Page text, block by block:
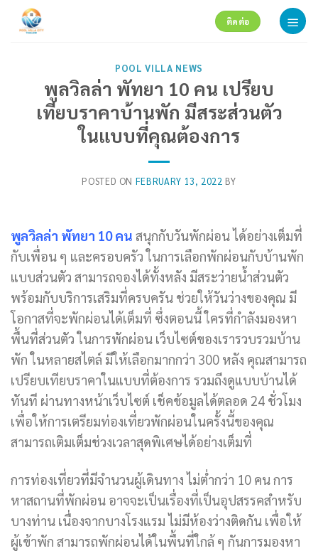
ติดต่อ
POOL VILLA NEWS
พูลวิลล่า พัทยา 10 คน เปรียบ
เทียบราคาบ้านพัก มีสระส่วนตัว
ในแบบที่คุณต้องการ
POSTED ON FEBRUARY 13, 2022 BY
พูลวิลล่า พัทยา 10 คน สนุกกับวันพักผ่อน ได้อย่างเต็มที่
กับเพื่อน ๆ และครอบครัว ในการเลือกพักผ่อนกับบ้านพัก
แบบส่วนตัว สามารถจองได้ทั้งหลัง มีสระว่ายน้ำส่วนตัว
พร้อมกับบริการเสริมที่ครบครัน ช่วยให้วันว่างของคุณ มี
โอกาสที่จะพักผ่อนได้เต็มที่ ซึ่งตอนนี้ ใครที่กำลังมองหา
พื้นที่ส่วนตัว ในการพักผ่อน เว็บไซต์ของเรารวบรวมบ้าน
พัก ในหลายสไตล์ มีให้เลือกมากกว่า 300 หลัง คุณสามารถ
เปรียบเทียบราคาในแบบที่ต้องการ รวมถึงดูแบบบ้านได้
ทันที ผ่านทางหน้าเว็บไซต์ เช็คข้อมูลได้ตลอด 24 ชั่วโมง
เพื่อให้การเตรียมท่องเที่ยวพักผ่อนในครั้งนี้ของคุณ
สามารถเติมเต็มช่วงเวลาสุดพิเศษได้อย่างเต็มที่
การท่องเที่ยวที่มีจำนวนผู้เดินทาง ไม่ต่ำกว่า 10 คน การ
หาสถานที่พักผ่อน อาจจะเป็นเรื่องที่เป็นอุปสรรคสำหรับ
บางท่าน เนื่องจากบางโรงแรม ไม่มีห้องว่างติดกัน เพื่อให้
ผู้เข้าพัก สามารถพักผ่อนได้ในพื้นที่ใกล้ ๆ กันการมองหา